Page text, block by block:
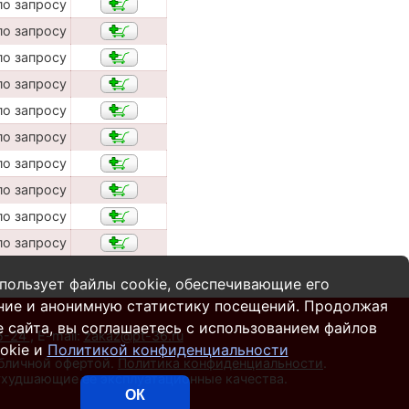
запросу
запросу
запросу
запросу
запросу
запросу
запросу
запросу
запросу
запросу
24,E-mail:zakaz@pt-36.ru
офертой. Политика конфиденциальности.
ее эксплуатационные качества.
файлы cookie, обеспечивающие его
и анонимную статистику посещений. Продолжая
сайта, вы соглашаетесь с использованием файлов
и Политикой конфиденциальности
ОК